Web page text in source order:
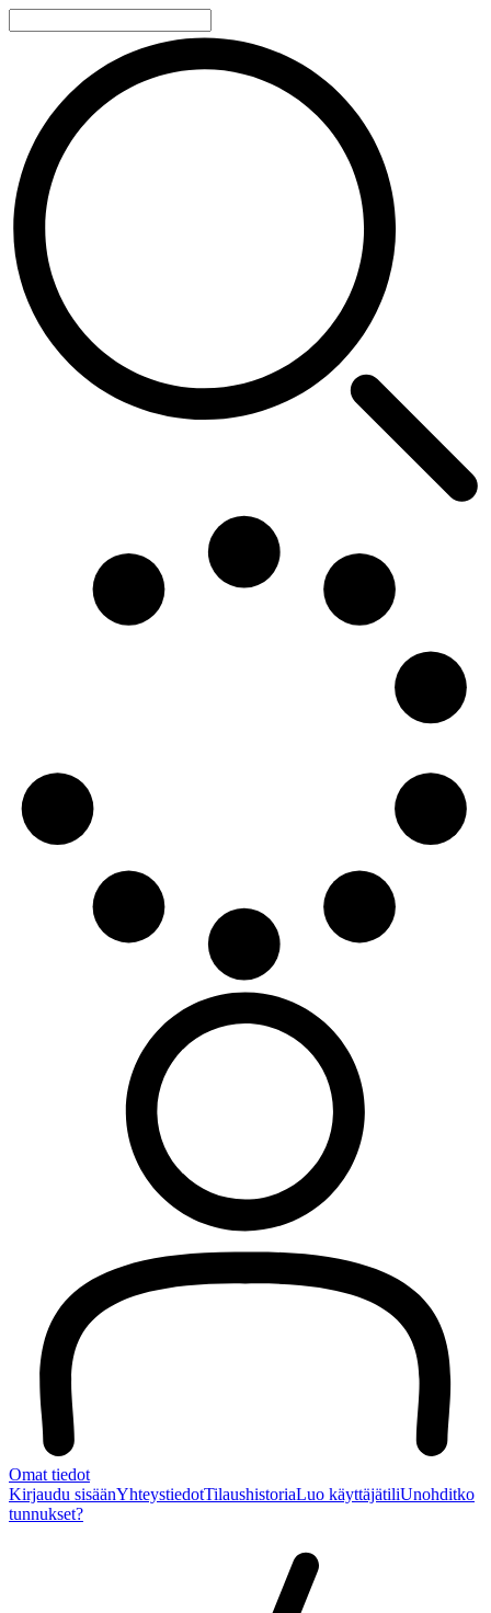
Omat tiedot
Kirjaudu sisäänYhteystiedotTilaushistoriaLuo käyttäjätiliUnohditko
tunnukset?